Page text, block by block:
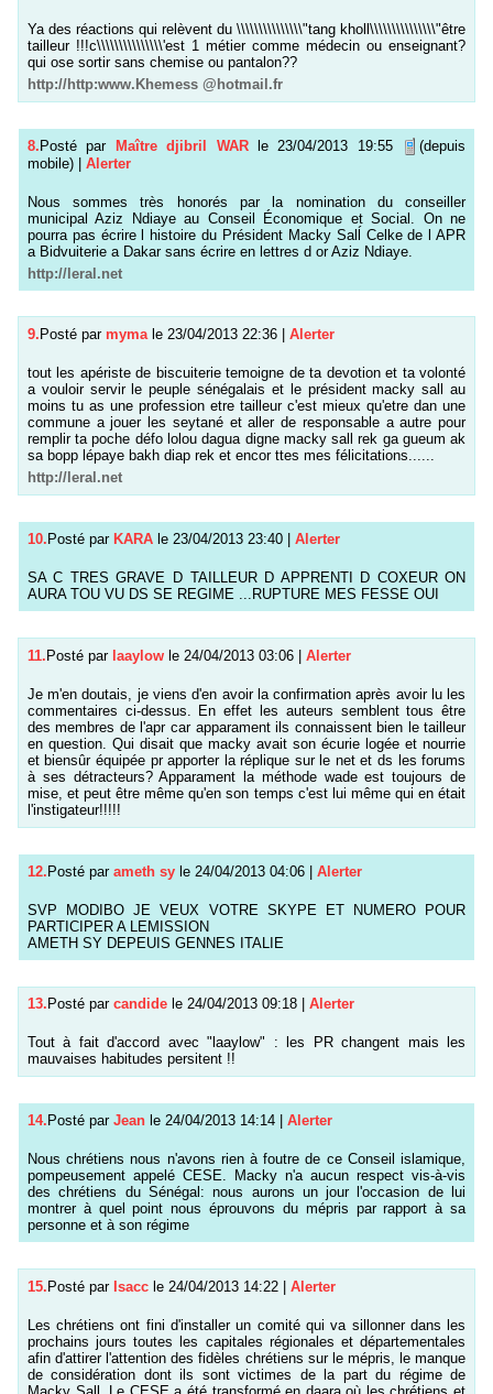
Ya des réactions qui relèvent du \\\\\\\\\\\\\\\"tang kholl\\\\\\\\\\\\\\\"être
tailleur !!!c\\\\\\\\\\\\\\\'est 1 métier comme médecin ou enseignant?
qui ose sortir sans chemise ou pantalon??
http://http:www.Khemess @hotmail.fr
8.Posté par Maître djibril WAR le 23/04/2013 19:55
(depuis
mobile)| Alerter
Nous sommes très honorés par la nomination du conseiller
municipal Aziz Ndiaye au Conseil Économique et Social. On ne
pourra pas écrire l histoire du Président Macky Salĺ Celke de l APR
a Bidvuiterie a Dakar sans écrire en lettres d or Aziz Ndiaye.
http://leral.net
9. Posté par myma le 23/04/2013 22:36 Alerter
tout les apériste de biscuiterie temoigne de ta devotion et ta volonté
a vouloir servir le peuple sénégalais et le président macky sall au
moins tu as une profession etre tailleur c'est mieux qu'etre dan une
commune a jouer les seytané et aller de responsable a autre pour
remplir ta poche défo lolou dagua digne macky sall rek ga gueum ak
sa bopp lépaye bakh diap rek et encor ttes mes félicitations......
http://leral.net
10. Posté par KARA le 23/04/2013 23:40 Alerter
SA C TRES GRAVE D TAILLEUR D APPRENTI D COXEUR ON
AURA TOU VU DS SE REGIME ...RUPTURE MES FESSE OUI
11. Posté par laaylow le 24/04/2013 03:06 Alerter
Je m'en doutais, je viens d'en avoir la confirmation après avoir lu les
commentaires ci-dessus. En effet les auteurs semblent tous être
des membres de l'apr car apparament ils connaissent bien le tailleur
en question. Qui disait que macky avait son écurie logée et nourrie
et biensûr équipée pr apporter la réplique sur le net et ds les forums
à ses détracteurs? Apparament la méthode wade est toujours de
mise, et peut être même qu'en son temps c'est lui même qui en était
l'instigateur!!!!!
12.Posté par ameth sy le 24/04/2013 04:06 | Alerter
SVP MODIBO JE VEUX VOTRE SKYPE ET NUMERO POUR
PARTICIPER A LEMISSION
AMETH SY DEPEUIS GENNES ITALIE
13. Posté par candide le 24/04/2013 09:18 Alerter
Tout à fait d'accord avec "laaylow" : les PR changent mais les
mauvaises habitudes persitent !!
14. Posté par Jean le 24/04/2013 14:14 Alerter
Nous chrétiens nous n'avons rien à foutre de ce Conseil islamique,
pompeusement appelé CESE. Macky n'a aucun respect vis-à-vis
des chrétiens du Sénégal: nous aurons un jour l'occasion de lui
montrer à quel point nous éprouvons du mépris par rapport à sa
personne et à son régime
15. Posté par Isacc le 24/04/2013 14:22 Alerter
Les chrétiens ont fini d'installer un comité qui va sillonner dans les
prochains jours toutes les capitales régionales et départementales
afin d'attirer l'attention des fidèles chrétiens sur le mépris, le manque
de considération dont ils sont victimes de la part du régime de